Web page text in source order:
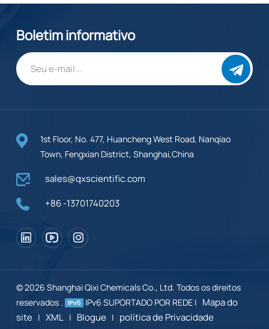
Boletim informativo
1st Floor, No. 477, Huancheng West Road, Nanqiao
Town, Fengxian District, Shanghai,China
sales@qxscientific.com
+86 -13701740203
© 2026 Shanghai Qixi Chemicals Co., Ltd. Todos os direitos
reservados .
IPv6 SUPORTADO POR REDE | Mapa do
site | XML | Blogue | política de Privacidade